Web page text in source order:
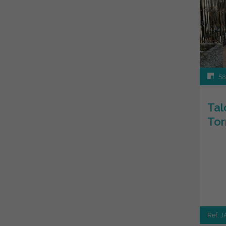
Ref.